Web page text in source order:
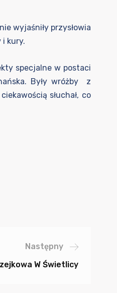
wyjaśniły przysłowia
i kury.
specjalne w postaci
Były wróżby z
słuchał, co
Następny
W Świetlicy